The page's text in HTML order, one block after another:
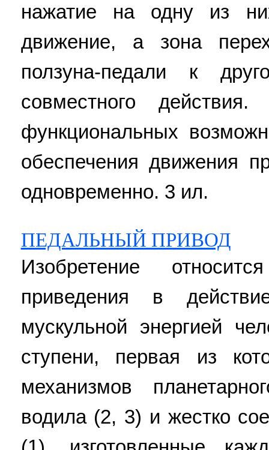
нажатие на одну из
движение, а зона
ползуна-педали к
совместного действия.
функциональных
обеспечения движения
одновременно. 3 ил.
ПЕДАЛЬНЫЙ ПРИВОД
Изобретение
приведения в
мускульной энергией
ступени, первая из
механизмов
водила (2, 3) и жестко